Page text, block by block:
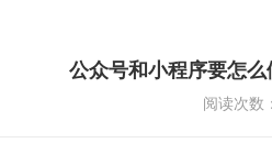
公众号和小程序要怎
阅读次数